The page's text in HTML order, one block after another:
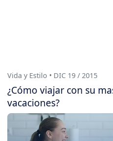
Vida y Estilo • DIC 19 / 2015
¿Cómo viajar con su
vacaciones?